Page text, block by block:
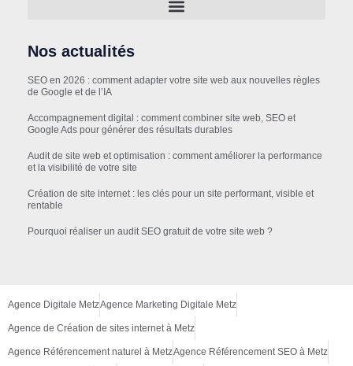
Nos actualités
SEO en 2026 : comment adapter votre site web aux nouvelles règles
de Google et de l’IA
Accompagnement digital : comment combiner site web, SEO et
Google Ads pour générer des résultats durables
Audit de site web et optimisation : comment améliorer la performance
et la visibilité de votre site
Création de site internet : les clés pour un site performant, visible et
rentable
Pourquoi réaliser un audit SEO gratuit de votre site web ?
Agence Digitale MetzAgence Marketing Digitale Metz
Agence de Création de sites internet à Metz
Agence Référencement naturel à MetzAgence Référencement SEO à Metz